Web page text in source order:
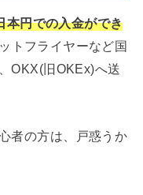
本円での入金ができ
トフライヤーなど国
OKX(旧OKEx)へ送
者の方は、戸惑うか